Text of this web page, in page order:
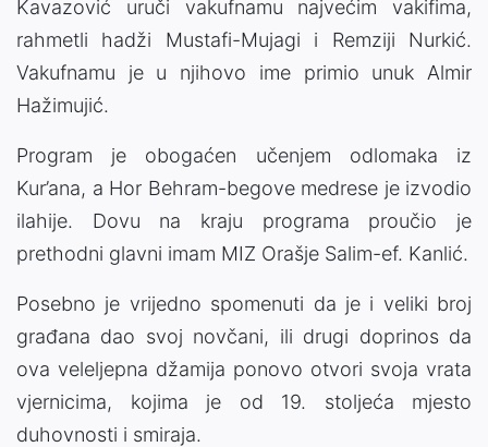
Kavazović uruči vakufnamu najvećim vakifima,
rahmetli hadži Mustafi-Mujagi i Remziji Nurkić.
Vakufnamu je u njihovo ime primio unuk Almir
Hažimujić.
Program je obogaćen učenjem odlomaka iz
Kur’ana, a Hor Behram-begove medrese je izvodio
ilahije. Dovu na kraju programa proučio je
prethodni glavni imam MIZ Orašje Salim-ef. Kanlić.
Posebno je vrijedno spomenuti da je i veliki broj
građana dao svoj novčani, ili drugi doprinos da
ova veleljepna džamija ponovo otvori svoja vrata
vjernicima, kojima je od 19. stoljeća mjesto
duhovnosti i smiraja.